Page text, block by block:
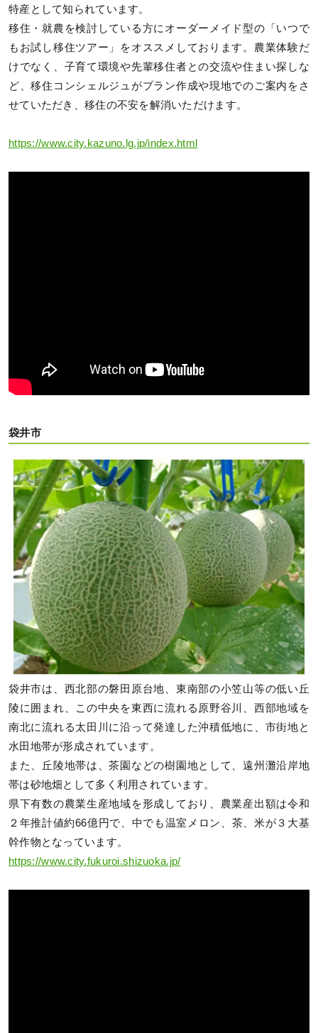
特産として知られています。
移住・就農を検討している方にオーダーメイド型の「いつで
もお試し移住ツアー」をオススメしております。農業体験だ
けでなく、子育て環境や先輩移住者との交流や住まい探しな
ど、移住コンシェルジュがプラン作成や現地でのご案内をさ
せていただき、移住の不安を解消いただけます。
https://www.city.kazuno.lg.jp/index.html
袋井市
袋井市は、西北部の磐田原台地、東南部の小笠山等の低い丘
陵に囲まれ、この中央を東西に流れる原野谷川、西部地域を
南北に流れる太田川に沿って発達した沖積低地に、市街地と
水田地帯が形成されています。
また、丘陵地帯は、茶園などの樹園地として、遠州灘沿岸地
帯は砂地畑として多く利用されています。
県下有数の農業生産地域を形成しており、農業産出額は令和
２年推計値約66億円で、中でも温室メロン、茶、米が３大基
幹作物となっています。
https://www.city.fukuroi.shizuoka.jp/